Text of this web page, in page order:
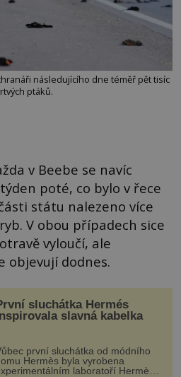
následujícího dne téměř pět tisíc
ptáků.
v Beebe se navíc
poté, co bylo v řece
státu nalezeno více
V obou případech sice
vyloučí, ale
objevují dodnes.
sluchátka Hermés
slavná kabelka
první sluchátka od módního
Hermès byla vyrobena
laboratoří Hermès